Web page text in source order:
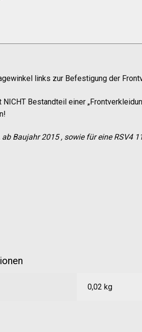
links zur Befestigung der
Bestandteil einer
ab Baujahr 2015 , sowie für eine RSV4
0,02 kg